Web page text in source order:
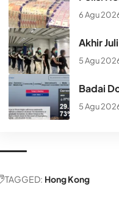
6 Agu
Akhir
5 Agu
Badai
5 Agu
TAGGED: Hong Kong